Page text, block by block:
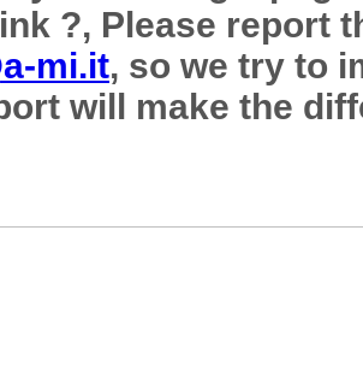
?, Please report
mi.it, so we try to
will make the